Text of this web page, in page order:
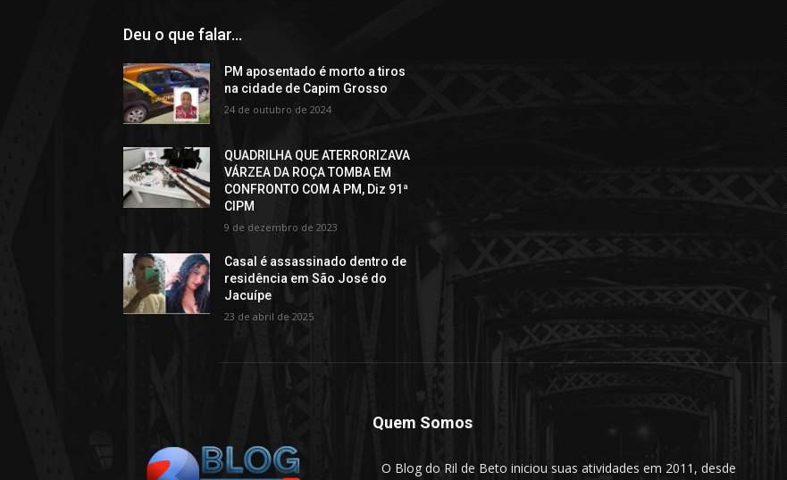
Deu o que falar...
PM aposentado é morto a tiros
na cidade de Capim Grosso
24 de outubro de 2024
QUADRILHA QUE ATERRORIZAVA
VÁRZEA DA ROÇA TOMBA EM
CONFRONTO COM A PM, Diz 91ª
CIPM
9 de dezembro de 2023
Casal é assassinado dentro de
residência em São José do
Jacuípe
23 de abril de 2025
Quem Somos
O Blog do Ril de Beto iniciou suas atividades em 2011, desde